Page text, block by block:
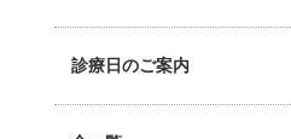
診療日のご案内